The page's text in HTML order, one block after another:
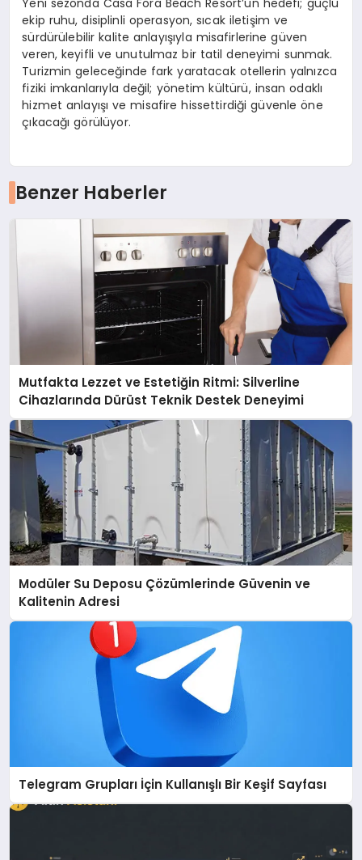
ekip ruhu, disiplinli operasyon, sıcak iletişim ve
sürdürülebilir kalite anlayışıyla misafirlerine güven
veren, keyifli ve unutulmaz bir tatil deneyimi sunmak.
Turizmin geleceğinde fark yaratacak otellerin yalnızca
fiziki imkanlarıyla değil; yönetim kültürü, insan odaklı
hizmet anlayışı ve misafire hissettirdiği güvenle öne
çıkacağı görülüyor.
Benzer Haberler
Mutfakta Lezzet ve Estetiğin Ritmi: Silverline
Cihazlarında Dürüst Teknik Destek Deneyimi
Modüler Su Deposu Çözümlerinde Güvenin ve
Kalitenin Adresi
Telegram Grupları İçin Kullanışlı Bir Keşif Sayfası